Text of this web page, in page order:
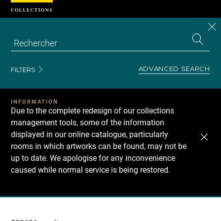
FILTERS ADVANCED SEARCH
INFORMATION
Due to the complete redesign of our collections
management tools, some of the information
displayed in our online catalogue, particularly
rooms in which artworks can be found, may not be
up to date. We apologise for any inconvenience
caused while normal service is being restored.
Recherche
Cookies management panel